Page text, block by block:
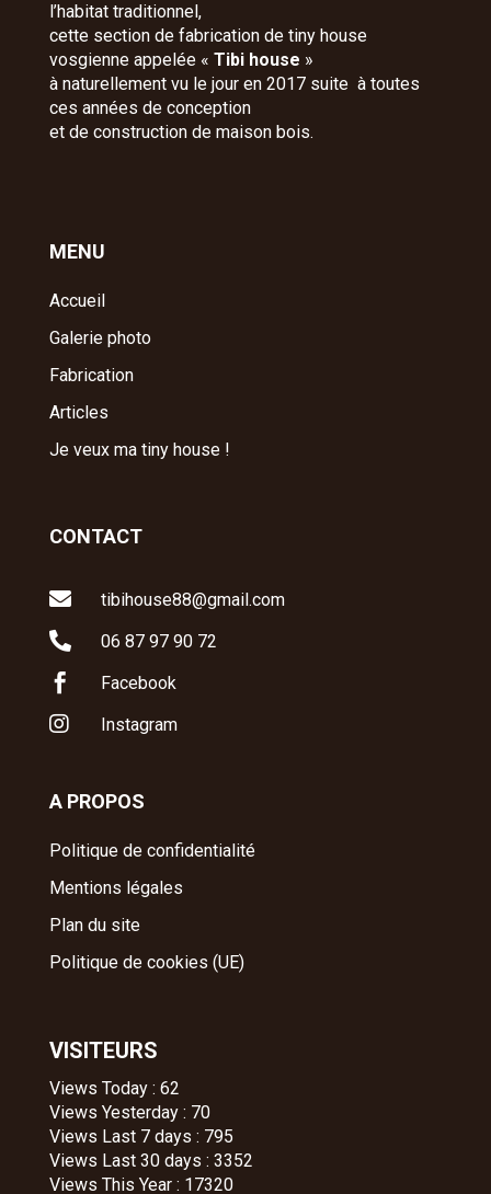
l’habitat traditionnel,
cette section de fabrication de tiny house
vosgienne appelée « Tibi house »
à naturellement vu le jour en 2017 suite à toutes
ces années de conception
et de construction de maison bois.
MENU
Accueil
Galerie photo
Fabrication
Articles
Je veux ma tiny house !
CONTACT
 tibihouse88@gmail.com
 06 87 97 90 72
 Facebook
 Instagram
A PROPOS
Politique de confidentialité
Mentions légales
Plan du site
Politique de cookies (UE)
VISITEURS
Views Today : 62
Views Yesterday : 70
Views Last 7 days : 795
Views Last 30 days : 3352
Views This Year : 17320